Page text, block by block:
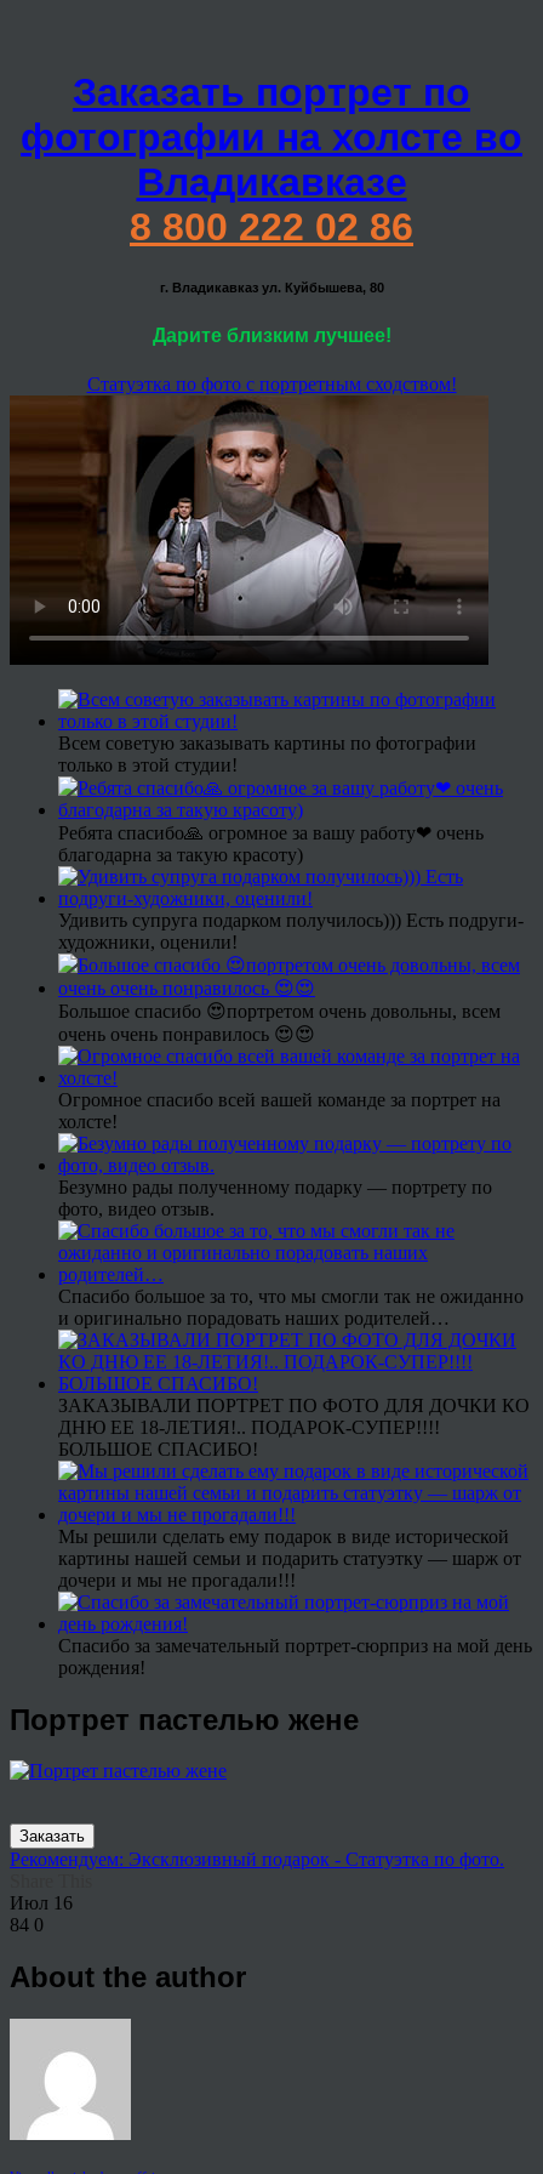
Заказать портрет по
фотографии на холсте во
Владикавказе
8 800 222 02 86
г. Владикавказ ул. Куйбышева, 80
Дарите близким лучшее!
Статуэтка по фото с портретным сходством!
Всем советую заказывать картины по фотографии
только в этой студии!
Ребята спасибо🙏 огромное за вашу работу❤ очень
благодарна за такую красоту)
Удивить супруга подарком получилось))) Есть подруги-
художники, оценили!
Большое спасибо 😍портретом очень довольны, всем
очень очень понравилось 😍😍
Огромное спасибо всей вашей команде за портрет на
холсте!
Безумно рады полученному подарку — портрету по
фото, видео отзыв.
Спасибо большое за то, что мы смогли так не ожиданно
и оригинально порадовать наших родителей…
ЗАКАЗЫВАЛИ ПОРТРЕТ ПО ФОТО ДЛЯ ДОЧКИ КО
ДНЮ ЕЕ 18-ЛЕТИЯ!.. ПОДАРОК-СУПЕР!!!!
БОЛЬШОЕ СПАСИБО!
Мы решили сделать ему подарок в виде исторической
картины нашей семьи и подарить статуэтку — шарж от
дочери и мы не прогадали!!!
Спасибо за замечательный портрет-сюрприз на мой день
рождения!
Портрет пастелью жене
Заказать
Рекомендуем: Эксклюзивный подарок - Статуэтка по фото.
Июл 16
84 0
About the author